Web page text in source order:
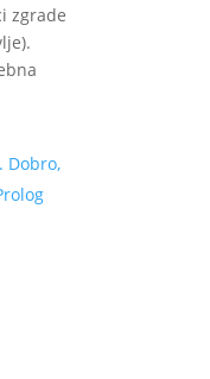
zgrade
Dobro,